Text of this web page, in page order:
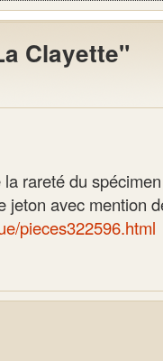
Clayette"
rareté du
jeton avec mention
pieces322596.html